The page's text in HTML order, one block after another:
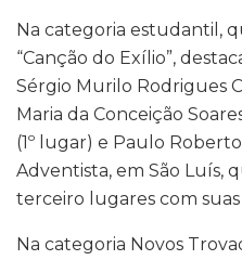
Na categoria estudantil,
“Canção do Exílio”,
Sérgio Murilo Rodrigues
Maria da Conceição
(1º lugar) e Paulo
Adventista, em São Luís,
terceiro lugares com suas
Na categoria Novos